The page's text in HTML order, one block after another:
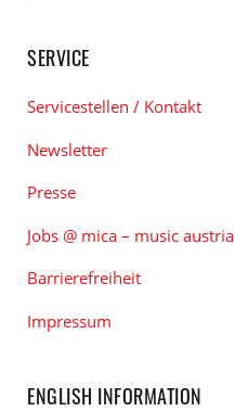
SERVICE
Servicestellen / Kontakt
Newsletter
Presse
Jobs @ mica – music austria
Barrierefreiheit
Impressum
ENGLISH INFORMATION